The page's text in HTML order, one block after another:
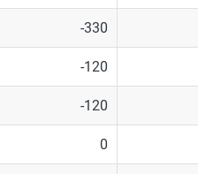
-330
-120
-120
0